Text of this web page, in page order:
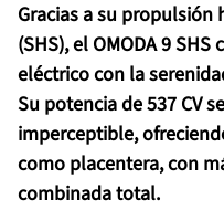
Gracias a su propulsión
(SHS), el OMODA 9
eléctrico con la
Su potencia de 537 CV
imperceptible,
como placentera, con
combinada total.